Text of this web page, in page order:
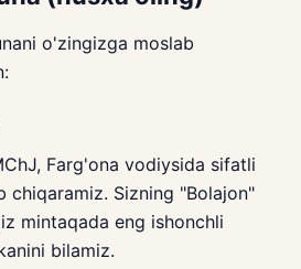
o'zingizga moslab
Farg'ona vodiysida sifatli
chiqaramiz. Sizning "Bolajon"
mintaqada eng ishonchli
bilamiz.